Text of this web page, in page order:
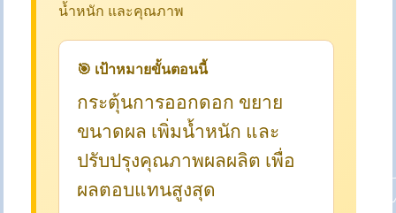
น้ำหนัก และคุณภาพ
🎯 เป้าหมายขั้นตอนนี้
กระตุ้นการออกดอก ขยาย
ขนาดผล เพิ่มน้ำหนัก และ
ปรับปรุงคุณภาพผลผลิต เพื่อ
ผลตอบแทนสูงสุด